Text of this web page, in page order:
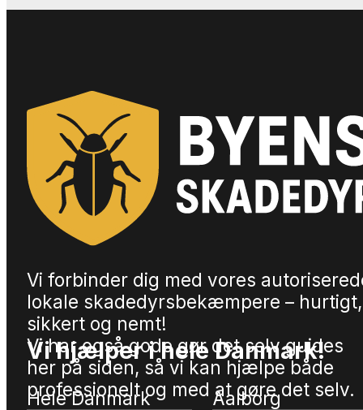
Vi forbinder dig med vores
lokale skadedyrsbekæmpere – hurtigt,
sikkert og nemt!
Vi har også gode gør det selv guides
her på siden, så vi kan hjælpe både
professionelt og med at gøre det selv.
Vi hjælper i hele Danmark!
Hele Danmark
Aalborg